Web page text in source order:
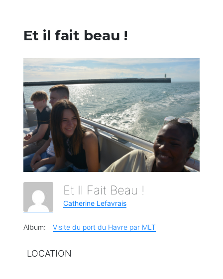
Et il fait beau !
Et Il Fait Beau !
Catherine Lefavrais
Album: Visite du port du Havre par MLT
LOCATION